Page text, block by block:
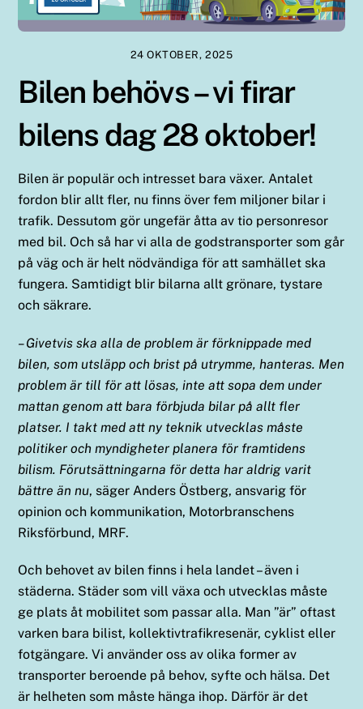
24 OKTOBER, 2025
Bilen behövs – vi firar
bilens dag 28 oktober!
Bilen är populär och intresset bara växer. Antalet
fordon blir allt fler, nu finns över fem miljoner bilar i
trafik. Dessutom gör ungefär åtta av tio personresor
med bil. Och så har vi alla de godstransporter som går
på väg och är helt nödvändiga för att samhället ska
fungera. Samtidigt blir bilarna allt grönare, tystare
och säkrare.
– Givetvis ska alla de problem är förknippade med
bilen, som utsläpp och brist på utrymme, hanteras. Men
problem är till för att lösas, inte att sopa dem under
mattan genom att bara förbjuda bilar på allt fler
platser. I takt med att ny teknik utvecklas måste
politiker och myndigheter planera för framtidens
bilism. Förutsättningarna för detta har aldrig varit
bättre än nu, säger Anders Östberg, ansvarig för
opinion och kommunikation, Motorbranschens
Riksförbund, MRF.
Och behovet av bilen finns i hela landet – även i
städerna. Städer som vill växa och utvecklas måste
ge plats åt mobilitet som passar alla. Man ”är” oftast
varken bara bilist, kollektivtrafikresenär, cyklist eller
fotgängare. Vi använder oss av olika former av
transporter beroende på behov, syfte och hälsa. Det
är helheten som måste hänga ihop. Därför är det